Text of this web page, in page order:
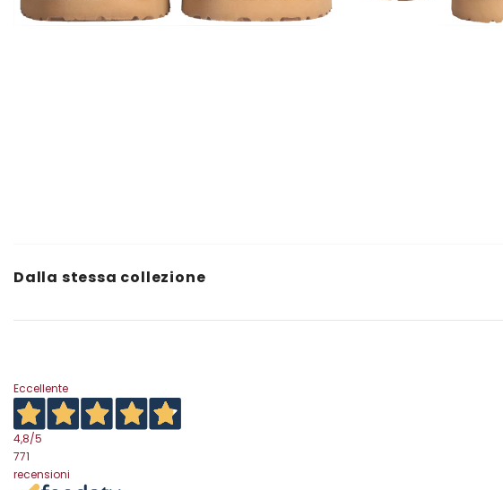
Dalla stessa collezione
Eccellente
4,8/5
771
recensioni